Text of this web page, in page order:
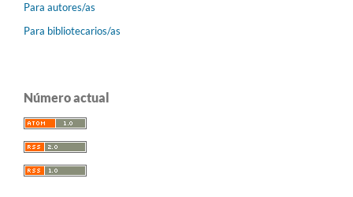
Para autores/as
Para bibliotecarios/as
Número actual